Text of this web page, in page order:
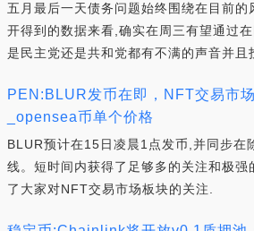
五月最后一天债务问题始终围绕在目前的
开得到的数据来看,确实在周三有望通过
是民主党还是共和党都有不满的声音并且
PEN:BLUR发币在即，NFT交易市
_opensea币单个价格
BLUR预计在15日凌晨1点发币,并同步在
线。短时间内获得了足够多的关注和极强
了大家对NFT交易市场板块的关注.